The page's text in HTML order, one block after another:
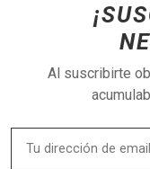
Al suscribirte